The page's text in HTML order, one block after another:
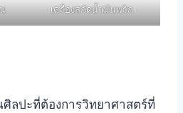
เครื่องสกัดน้ำมันพริก
ลปะที่ต้องการวิทยาศาสตร์ที่